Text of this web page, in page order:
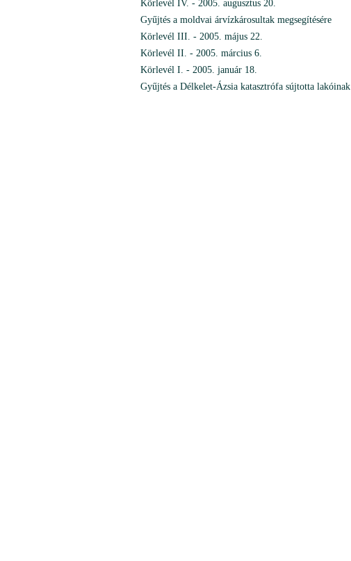
Körlevél IV. - 2005. augusztus 20.
Gyűjtés a moldvai árvízkárosultak megsegítésére
Körlevél III. - 2005. május 22.
Körlevél II. - 2005. március 6.
Körlevél I. - 2005. január 18.
Gyűjtés a Délkelet-Ázsia katasztrófa sújtotta lakóinak